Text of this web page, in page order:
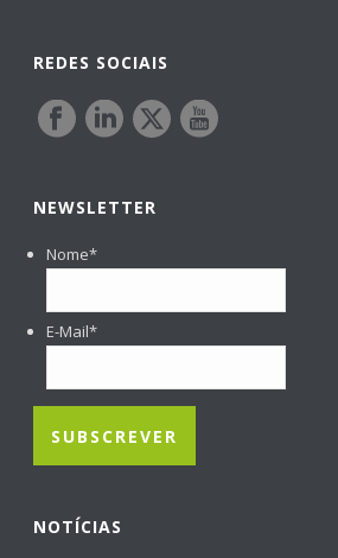
REDES SOCIAIS
NEWSLETTER
Nome*
E-Mail*
NOTÍCIAS